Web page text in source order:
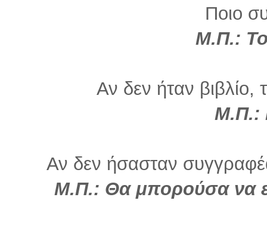
Ποιο
Μ.Π.: Το
Αν δεν ήταν βιβλίο,
Μ.Π.:
Αν δεν ήσασταν
Μ.Π.: Θα μπορούσα να